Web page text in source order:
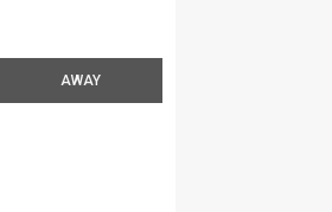
AWAY